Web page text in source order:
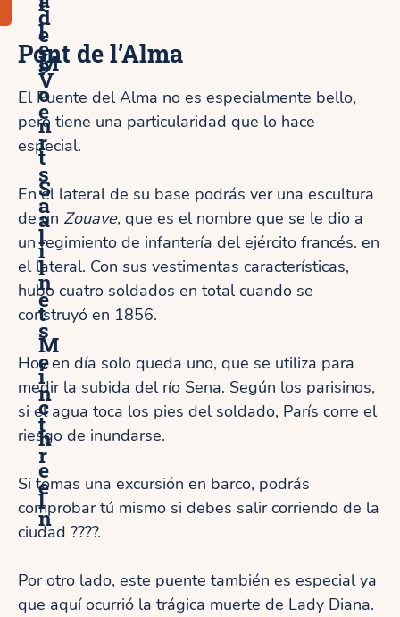
e
s
d
e
V
e
r
s
a
l
l
e
s
e
n
t
r
e
n
l
M
o
n
t
S
a
i
n
t
M
i
c
h
e
l
Pont de l’Alma
El Puente del Alma no es especialmente bello,
pero tiene una particularidad que lo hace
especial.
En el lateral de su base podrás ver una escultura
de un Zouave, que es el nombre que se le dio a
un regimiento de infantería del ejército francés. en
el lateral. Con sus vestimentas características,
hubo cuatro soldados en total cuando se
construyó en 1856.
Hoy en día solo queda uno, que se utiliza para
medir la subida del río Sena. Según los parisinos,
si el agua toca los pies del soldado, París corre el
riesgo de inundarse.
Si tomas una excursión en barco, podrás
comprobar tú mismo si debes salir corriendo de la
ciudad ????.
Por otro lado, este puente también es especial ya
que aquí ocurrió la trágica muerte de Lady Diana.